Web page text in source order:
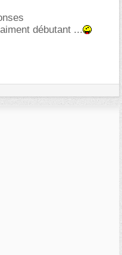
débutant ...